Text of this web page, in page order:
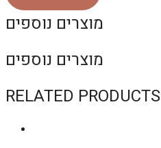
מוצרים נוספים
מוצרים נוספים
RELATED PRODUCTS